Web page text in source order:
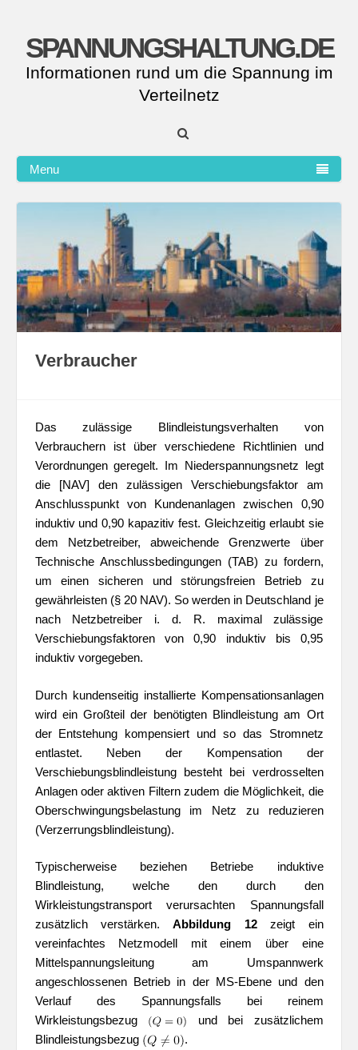
SPANNUNGSHALTUNG.DE
Informationen rund um die Spannung im
Verteilnetz
Menu
Verbraucher
Das zulässige Blindleistungsverhalten von
Verbrauchern ist über verschiedene Richtlinien und
Verordnungen geregelt. Im Niederspannungsnetz legt
die [NAV] den zulässigen Verschiebungsfaktor am
Anschlusspunkt von Kundenanlagen zwischen 0,90
induktiv und 0,90 kapazitiv fest. Gleichzeitig erlaubt sie
dem Netzbetreiber, abweichende Grenzwerte über
Technische Anschlussbedingungen (TAB) zu fordern,
um einen sicheren und störungsfreien Betrieb zu
gewährleisten (§ 20 NAV). So werden in Deutschland je
nach Netzbetreiber i. d. R. maximal zulässige
Verschiebungsfaktoren von 0,90 induktiv bis 0,95
induktiv vorgegeben.
Durch kundenseitig installierte Kompensationsanlagen
wird ein Großteil der benötigten Blindleistung am Ort
der Entstehung kompensiert und so das Stromnetz
entlastet. Neben der Kompensation der
Verschiebungsblindleistung besteht bei verdrosselten
Anlagen oder aktiven Filtern zudem die Möglichkeit, die
Oberschwingungsbelastung im Netz zu reduzieren
(Verzerrungsblindleistung).
Typischerweise beziehen Betriebe induktive
Blindleistung, welche den durch den
Wirkleistungstransport verursachten Spannungsfall
zusätzlich verstärken.Abbildung 12zeigt ein
vereinfachtes Netzmodell mit einem über eine
Mittelspannungsleitung am Umspannwerk
angeschlossenen Betrieb in der MS-Ebene und den
Verlauf des Spannungsfalls bei reinem
Wirkleistungsbezug
und bei zusätzlichem
Blindleistungsbezug
.